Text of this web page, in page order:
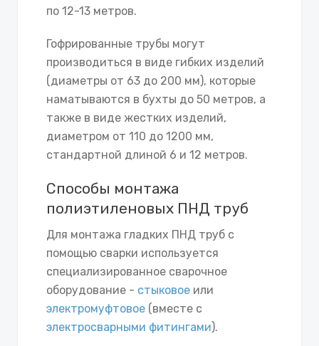
по 12-13 метров.
Гофрированные трубы могут
производиться в виде гибких изделий
(диаметры от 63 до 200 мм), которые
наматываются в бухты до 50 метров, а
также в виде жестких изделий,
диаметром от 110 до 1200 мм,
стандартной длиной 6 и 12 метров.
Способы монтажа
полиэтиленовых ПНД труб
Для монтажа гладких ПНД труб с
помощью сварки используется
специализированное сварочное
оборудование - стыковое или
электромуфтовое (вместе с
электросварными фитингами).